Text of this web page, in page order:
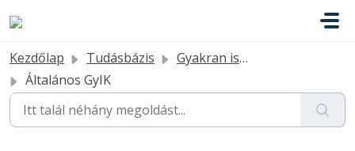
Kezdőlap Tudásbázis
Gyakran ismételt kérdések
Általános GyIK